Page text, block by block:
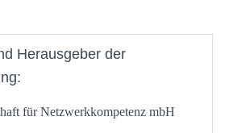
Herausgeber der
für Netzwerkkompetenz mbH